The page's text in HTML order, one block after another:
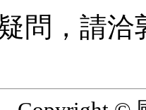
問，請洽